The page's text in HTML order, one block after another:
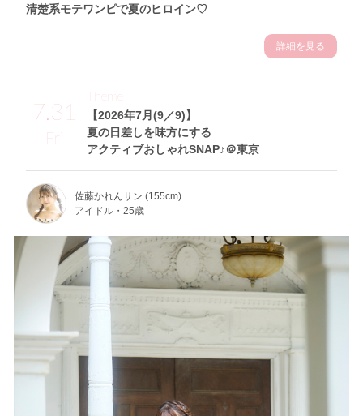
清楚系モテワンピで夏のヒロイン♡
詳細を見る
7.31
Fri
【2026年7月(9／9)】
夏の日差しを味方にする
アクティブおしゃれSNAP♪＠東京
Theme
佐藤かれんサン (155cm)
アイドル・25歳